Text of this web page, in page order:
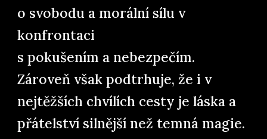
o svobodu a morální sílu v
konfrontaci
s pokušením a nebezpečím.
Zároveň však podtrhuje, že i v
nejtěžších chvílích cesty je láska a
přátelství silnější než temná magie.